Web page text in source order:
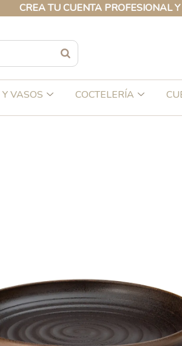
TU CUENTA PROFESIONAL Y
VASOS COCTELERÍA